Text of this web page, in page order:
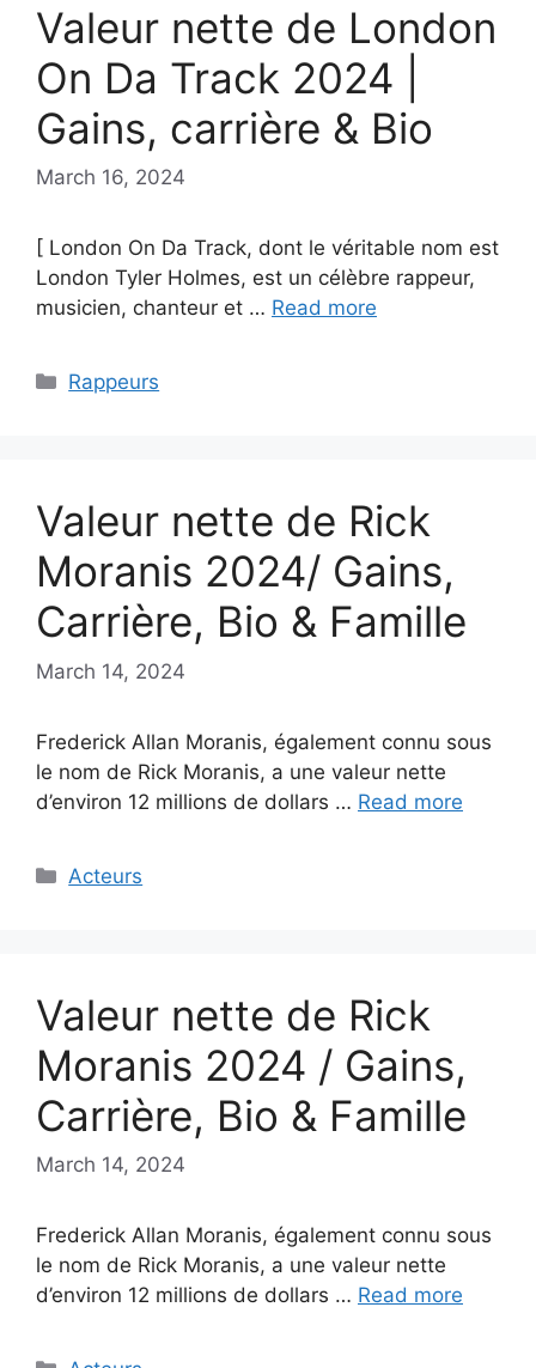
Valeur nette de London
On Da Track 2024 |
Gains, carrière & Bio
March 16, 2024
[ London On Da Track, dont le véritable nom est
London Tyler Holmes, est un célèbre rappeur,
musicien, chanteur et … Read more
Categories
Rappeurs
Valeur nette de Rick
Moranis 2024/ Gains,
Carrière, Bio & Famille
March 14, 2024
Frederick Allan Moranis, également connu sous
le nom de Rick Moranis, a une valeur nette
d’environ 12 millions de dollars … Read more
Categories
Acteurs
Valeur nette de Rick
Moranis 2024 / Gains,
Carrière, Bio & Famille
March 14, 2024
Frederick Allan Moranis, également connu sous
le nom de Rick Moranis, a une valeur nette
d’environ 12 millions de dollars … Read more